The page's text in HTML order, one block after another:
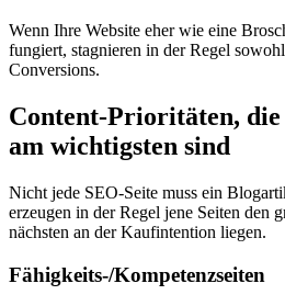
Wenn Ihre Website eher wie eine
fungiert, stagnieren in der Regel
Conversions.
Content-Prioritäten,
am wichtigsten sind
Nicht jede SEO-Seite muss ein
erzeugen in der Regel jene Seiten den
nächsten an der Kaufintention liegen.
Fähigkeits-/Kompetenzseiten